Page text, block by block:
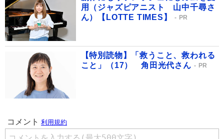
用（ジャズピアニスト 山中千尋さ
ん）【LOTTE TIMES】
PR
【特別読物】「救うこと、救われる
こと」（17） 角田光代さん
PR